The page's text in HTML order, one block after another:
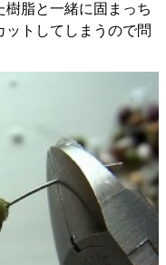
脂と一緒に固まっち
ットしてしまうので問